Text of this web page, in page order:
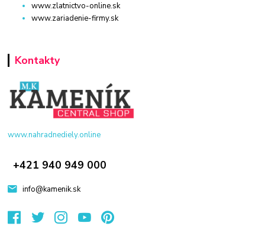
www.zlatnictvo-online.sk
www.zariadenie-firmy.sk
Kontakty
www.nahradnediely.online
+421 940 949 000
info@kamenik.sk